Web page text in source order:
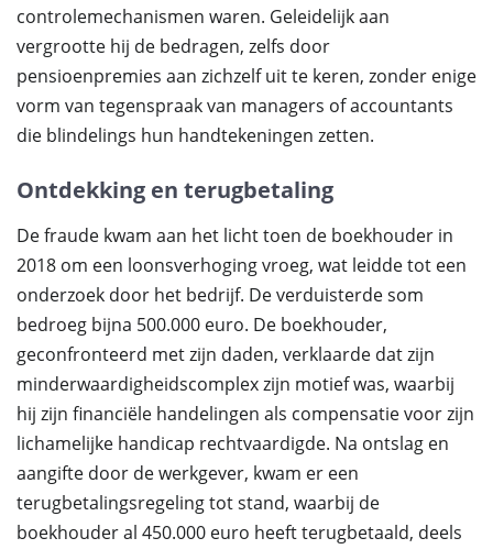
controlemechanismen waren. Geleidelijk aan
vergrootte hij de bedragen, zelfs door
pensioenpremies aan zichzelf uit te keren, zonder enige
vorm van tegenspraak van managers of accountants
die blindelings hun handtekeningen zetten.
Ontdekking en terugbetaling
De fraude kwam aan het licht toen de boekhouder in
2018 om een loonsverhoging vroeg, wat leidde tot een
onderzoek door het bedrijf. De verduisterde som
bedroeg bijna 500.000 euro. De boekhouder,
geconfronteerd met zijn daden, verklaarde dat zijn
minderwaardigheidscomplex zijn motief was, waarbij
hij zijn financiële handelingen als compensatie voor zijn
lichamelijke handicap rechtvaardigde. Na ontslag en
aangifte door de werkgever, kwam er een
terugbetalingsregeling tot stand, waarbij de
boekhouder al 450.000 euro heeft terugbetaald, deels